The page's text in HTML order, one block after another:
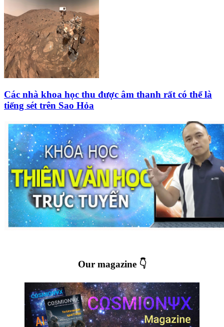
Các nhà khoa học thu được âm thanh rất có thể là
tiếng sét trên Sao Hỏa
Our magazine 👇